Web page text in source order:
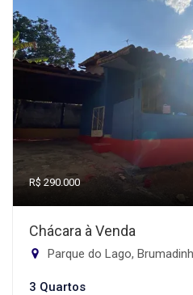
R$ 290.000
Chácara à Venda
Parque do Lago,
3 Quartos